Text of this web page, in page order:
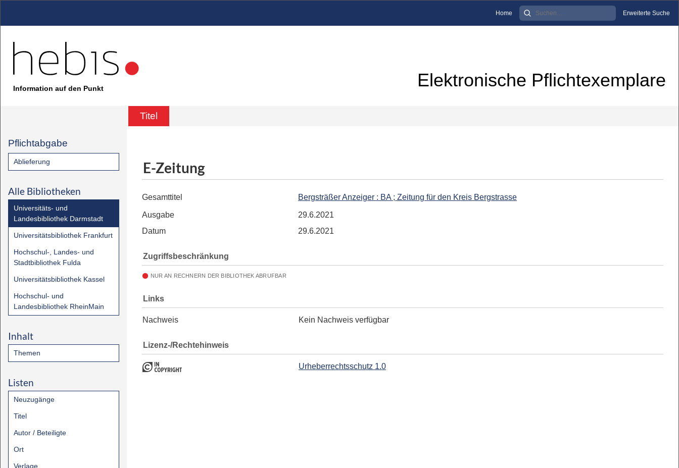
Home Erweiterte Suche
Information auf den Punkt Elektronische Pflichtexemplare
Titel
Pflichtabgabe
Ablieferung
Alle Bibliotheken
Universitäts- und
Landesbibliothek Darmstadt
Universitätsbibliothek Frankfurt
Hochschul-, Landes- und
Stadtbibliothek Fulda
Universitätsbibliothek Kassel
Hochschul- und
Landesbibliothek RheinMain
Inhalt
Themen
Listen
Neuzugänge
Titel
Autor / Beteiligte
Ort
Verlage
E-Zeitung
Gesamttitel Bergsträßer Anzeiger : BA ; Zeitung für den Kreis Bergstrasse
Ausgabe
29.6.2021
Datum
29.6.2021
Zugriffsbeschränkung
NUR AN RECHNERN DER BIBLIOTHEK ABRUFBAR
Links
Nachweis Kein Nachweis verfügbar
Lizenz-/Rechtehinweis
Urheberrechtsschutz 1.0